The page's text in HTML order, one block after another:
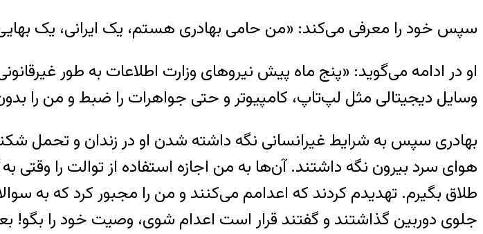
سپس خود را معرفی می‌کند: «من حامی بهادری هستم، یک ایرانی، یک
او در ادامه می‌گوید: «پنج ماه پیش نیروهای وزارت اطلاعات به طور
وسایل دیجیتالی مثل لپ‌تاپ، کامپیوتر و حتی جواهرات را ضبط و من را
بهادری سپس به شرایط غیرانسانی نگه داشته شدن او در زندان و تحمل
هوای سرد بیرون نگه داشتند. آن‌ها به من اجازه‌ استفاده از توالت را
طلاق بگیرم. تهدیدم کردند که اعدامم می‌کنند و من را مجبور کرد که به
جلوی دوربین گذاشتند و گفتند قرار است اعدام شوی، وصیت‌ خود را بگو!